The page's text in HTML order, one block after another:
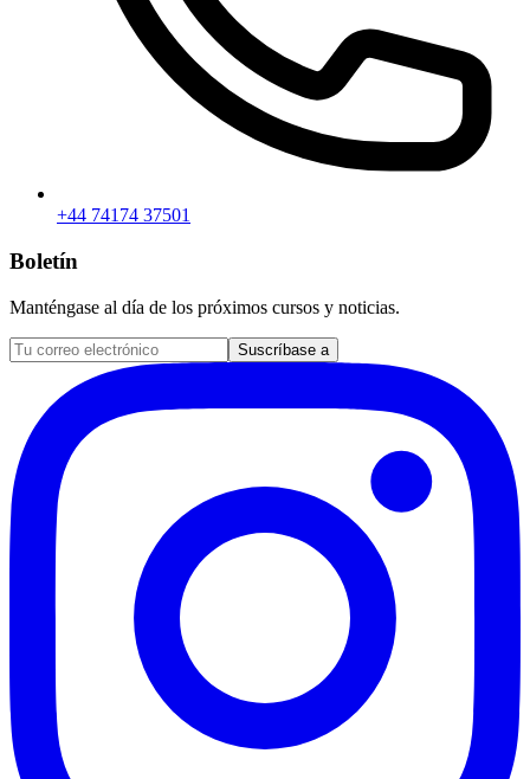
+44 74174 37501
Boletín
Manténgase al día de los próximos cursos y noticias.
Suscríbase a